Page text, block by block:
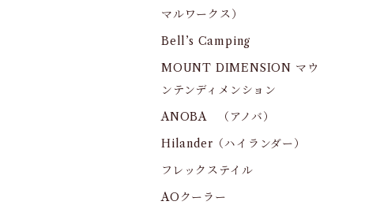
マルワークス）
Bell’s Camping
MOUNT DIMENSION マウ
ンテンディメンション
ANOBA （アノバ）
Hilander（ハイランダー）
フレックステイル
AOクーラー